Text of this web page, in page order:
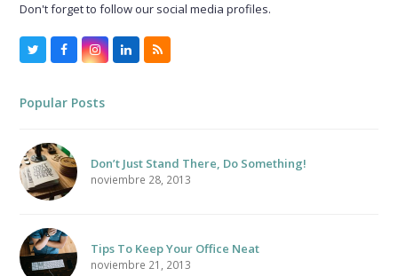
Don't forget to follow our social media profiles.
TwitterFacebookInstagramLinkedInRSS
Popular Posts
Don’t Just Stand There, Do Something!
noviembre 28, 2013
Tips To Keep Your Office Neat
noviembre 21, 2013